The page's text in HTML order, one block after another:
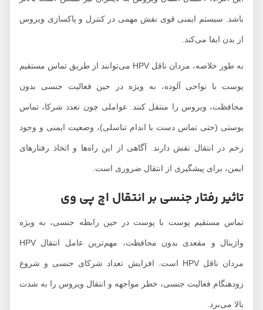
باشد. سیستم ایمنی قوی نقش مهمی در کنترل و پاکسازی ویروس
از بدن ایفا می‌کند.
به طور خلاصه، مردان ناقل HPV می‌توانند از طریق تماس مستقیم
پوست با نواحی آلوده، به ویژه در حین فعالیت جنسی بدون
محافظت، ویروس را منتقل کنند. عواملی چون تعدد شرکا، تماس
پوستی (حتی تماس دست با اندام تناسلی)، وضعیت ایمنی و وجود
زخم در انتقال نقش دارند. آگاهی از این راه‌ها و اتخاذ رفتارهای
ایمن، برای پیشگیری از انتقال ضروری است.
تاثیر رفتار جنسی بر انتقال اچ پی وی
تماس مستقیم پوست با پوست در حین رابطه جنسی، به ویژه
واژینال و مقعدی بدون محافظت، مهم‌ترین عامل انتقال HPV
مردان ناقل HPV است. افزایش تعداد شرکای جنسی و شروع
زودهنگام فعالیت جنسی، خطر مواجهه و انتقال ویروس را به شدت
بالا می‌برد.